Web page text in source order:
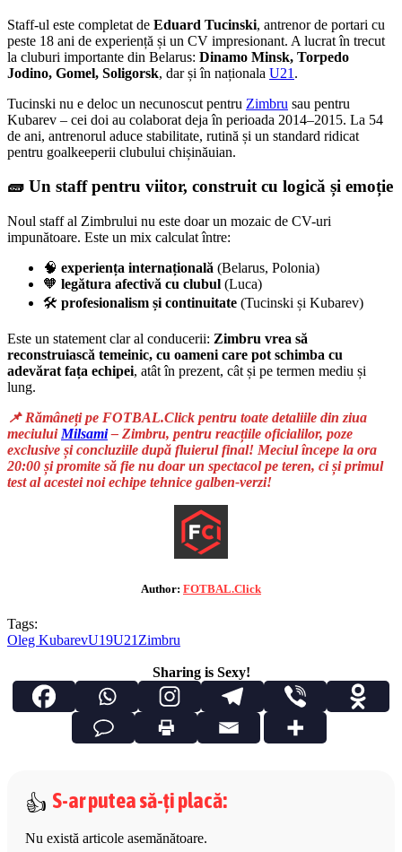
Staff-ul este completat de Eduard Tucinski, antrenor de portari cu
peste 18 ani de experiență și un CV impresionant. A lucrat în trecut
la cluburi importante din Belarus: Dinamo Minsk, Torpedo
Jodino, Gomel, Soligorsk, dar și în naționala U21 .
Tucinski nu e deloc un necunoscut pentru Zimbru sau pentru
Kubarev – cei doi au colaborat deja în perioada 2014–2015. La 54
de ani, antrenorul aduce stabilitate, rutină și un standard ridicat
pentru goalkeeperii clubului chișinăuian.
🧱 Un staff pentru viitor, construit cu logică și emoție
Noul staff al Zimbrului nu este doar un mozaic de CV-uri
impunătoare. Este un mix calculat între:
🧠 experiența internațională (Belarus, Polonia)
🧡 legătura afectivă cu clubul (Luca)
🛠️ profesionalism și continuitate (Tucinski și Kubarev)
Este un statement clar al conducerii: Zimbru vrea să
reconstruiască temeinic, cu oameni care pot schimba cu
adevărat fața echipei, atât în prezent, cât și pe termen mediu și
lung.
📌 Rămâneți pe FOTBAL.Click pentru toate detaliile din ziua
meciului Milsami– Zimbru, pentru reacțiile oficialilor, poze
exclusive și concluziile după fluierul final! Meciul începe la ora
20:00 și promite să fie nu doar un spectacol pe teren, ci și primul
test al acestei noi echipe tehnice galben-verzi!
Author: FOTBAL.Click
Tags:
Oleg KubarevU19U21 Zimbru
Sharing is Sexy!
S-ar putea să-ți placă:
Nu există articole asemănătoare.